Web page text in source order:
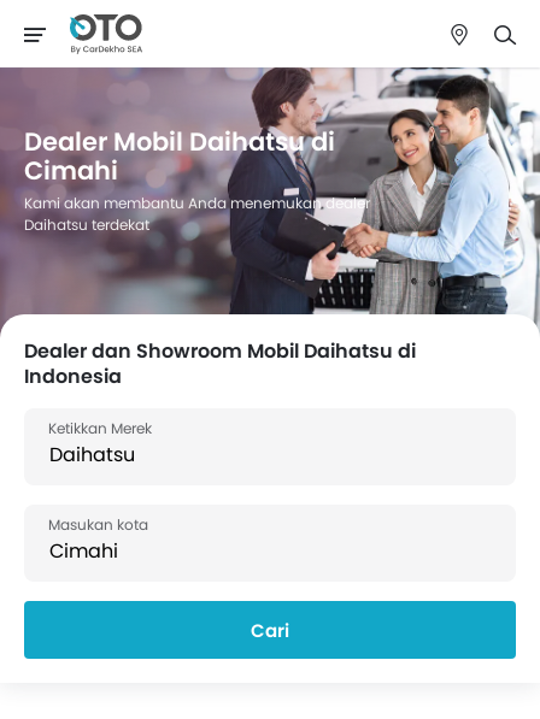
Dealer Mobil Daihatsu di
Cimahi
Kami akan membantu Anda menemukan dealer
Daihatsu terdekat
Dealer dan Showroom Mobil Daihatsu di
Indonesia
Cari